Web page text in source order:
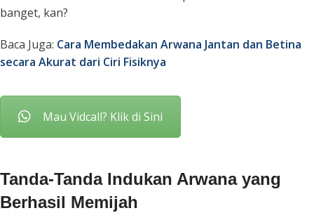
banget, kan?
Baca Juga: Cara Membedakan Arwana Jantan dan Betina
secara Akurat dari Ciri Fisiknya
Mau Vidcall? Klik di Sini
Tanda-Tanda Indukan Arwana yang
Berhasil Memijah